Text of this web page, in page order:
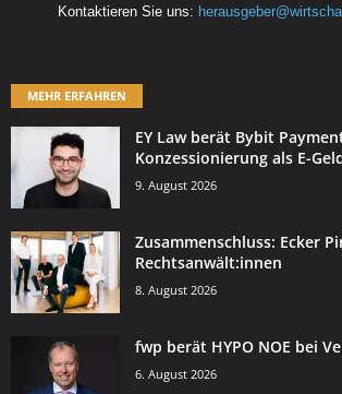
Kontaktieren Sie uns:
MEHR ERFAHREN
EY Law berät Bybit
Konzessionierung als E-
9. August 2026
Zusammenschluss: Ecker
Rechtsanwält:innen
8. August 2026
fwp berät HYPO NOE bei
6. August 2026